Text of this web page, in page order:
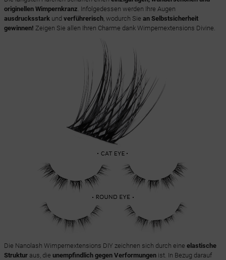
originellen Wimpernkranz. Infolgedessen werden Ihre Augen
ausdrucksstarkund verführerisch, wodurch Sie an Selbstsicherheit
gewinnen! Zeigen Sie allen Ihren Charme dank Wimpernextensions Divine.
Die Nanolash Wimpernextensions DIY zeichnen sich durch eine elastische
Strukturaus, die unempfindlich gegen Verformungenist. In Bezug darauf